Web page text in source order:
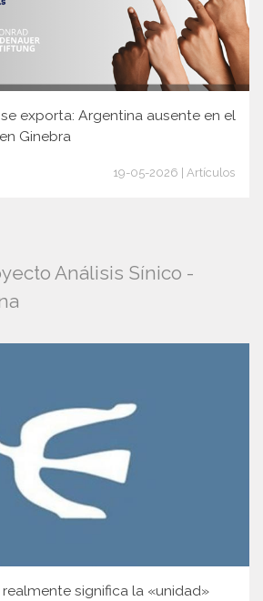
exporta: Argentina ausente en el
Ginebra
19-05-2026 | Artículos
Análisis Sínico -
significa la «unidad»